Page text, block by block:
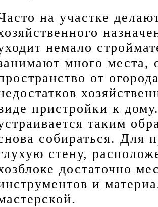
на участке
немало
много места,
от
пристройки к
таким
собираться. Для
стену,
достаточно
и